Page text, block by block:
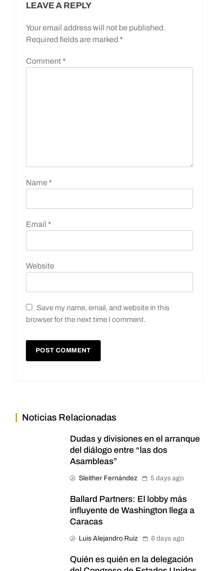
LEAVE A REPLY
Your email address will not be published.
Required fields are marked *
Comment *
Name *
Email *
Website
Save my name, email, and website in this
browser for the next time I comment.
Noticias Relacionadas
Dudas y divisiones en el arranque
del diálogo entre “las dos
Asambleas”
Sleither Fernández 5 days ago
Ballard Partners: El lobby más
influyente de Washington llega a
Caracas
Luis Alejandro Ruiz 6 days ago
Quién es quién en la delegación